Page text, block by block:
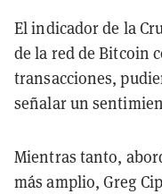
El indicador de la
de la red de Bitcoin
transacciones,
señalar un
Mientras tanto,
más amplio, Greg